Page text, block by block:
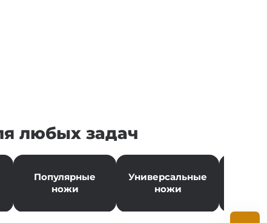
любых задач
Популярные
ножи
Универсальные
ножи